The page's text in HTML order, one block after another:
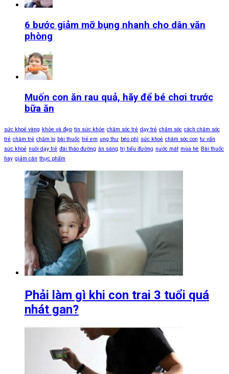
6 bước giảm mỡ bụng nhanh cho dân văn
phòng
Muốn con ăn rau quả, hãy để bé chơi trước
bữa ăn
sức khoẻ vàng khỏe và đẹp tin sức khỏe chăm sóc trẻ dạy trẻ chăm sóc cách chăm sóc
trẻ chăm trẻ chăm lo bài thuốc trẻ em ung thư béo phì sức khoẻ chăm sóc con tư vấn
sức khoẻ nuôi dạy trẻ đái tháo đường ăn sáng trị tiểu đường nước mát mùa hè Bài thuốc
hay giảm cân thực phẩm
Phải làm gì khi con trai 3 tuổi quá
nhát gan?